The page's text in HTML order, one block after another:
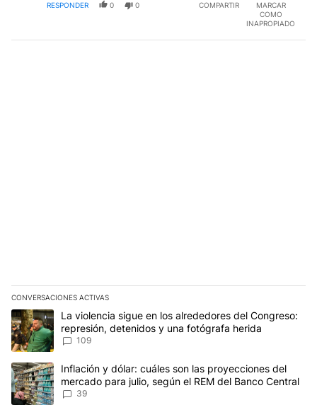
RESPONDER 0 0 COMPARTIR
MARCAR
COMO
INAPROPIADO
CONVERSACIONES ACTIVAS
Este listado muestra los artículos con más comentarios en los
Un artículo de tendencia con el título "La violencia sigue en los
La violencia sigue en los alrededores del Congreso:
represión, detenidos y una fotógrafa herida
109
Un artículo de tendencia con el título "Inflación y dólar: cuáles
Inflación y dólar: cuáles son las proyecciones del
mercado para julio, según el REM del Banco Central
39